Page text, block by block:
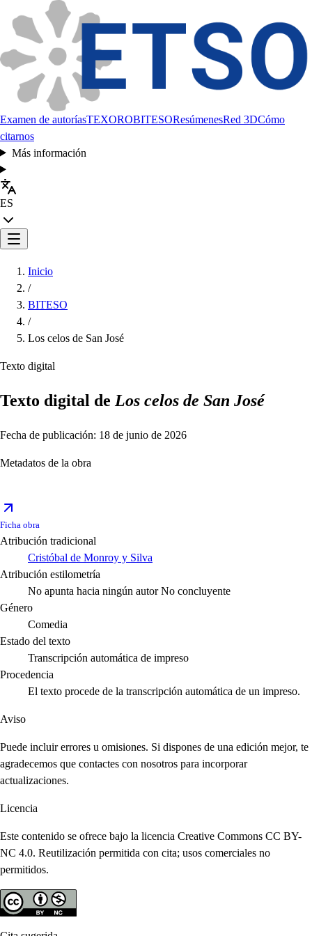
Examen de autoríasTEXOROBITESOResúmenesRed 3DCómo
citarnos
Más información
ES
Inicio
/
BITESO
/
Los celos de San José
Texto digital
Texto digital de Los celos de San José
Fecha de publicación: 18 de junio de 2026
Metadatos de la obra
Ficha obra
Atribución tradicional
Cristóbal de Monroy y Silva
Atribución estilometría
No apunta hacia ningún autor No concluyente
Género
Comedia
Estado del texto
Transcripción automática de impreso
Procedencia
El texto procede de la transcripción automática de un impreso.
Aviso
Puede incluir errores u omisiones. Si dispones de una edición mejor, te
agradecemos que contactes con nosotros para incorporar
actualizaciones.
Licencia
Este contenido se ofrece bajo la licencia Creative Commons CC BY-
NC 4.0. Reutilización permitida con cita; usos comerciales no
permitidos.